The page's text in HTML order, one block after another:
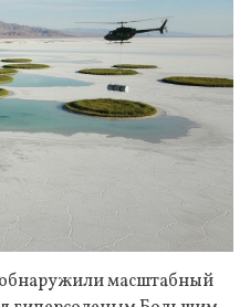
масштабный